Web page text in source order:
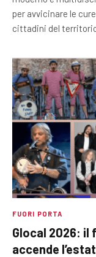
per avvicinare le
cittadini del
FUORI PORTA
Glocal 2026:
accende